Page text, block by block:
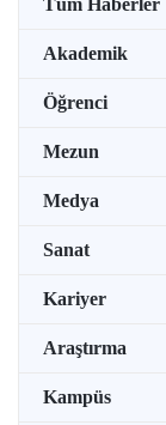
Akademik
Öğrenci
Mezun
Medya
Sanat
Kariyer
Araştırma
Kampüs